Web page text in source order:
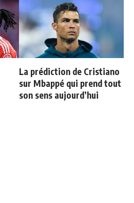
La prédiction de Cristiano
sur Mbappé qui prend tout
son sens aujourd’hui